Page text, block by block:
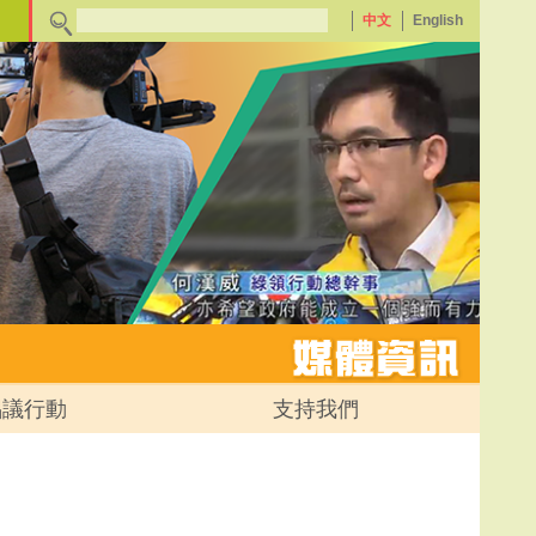
中文 English
行動 支持我們